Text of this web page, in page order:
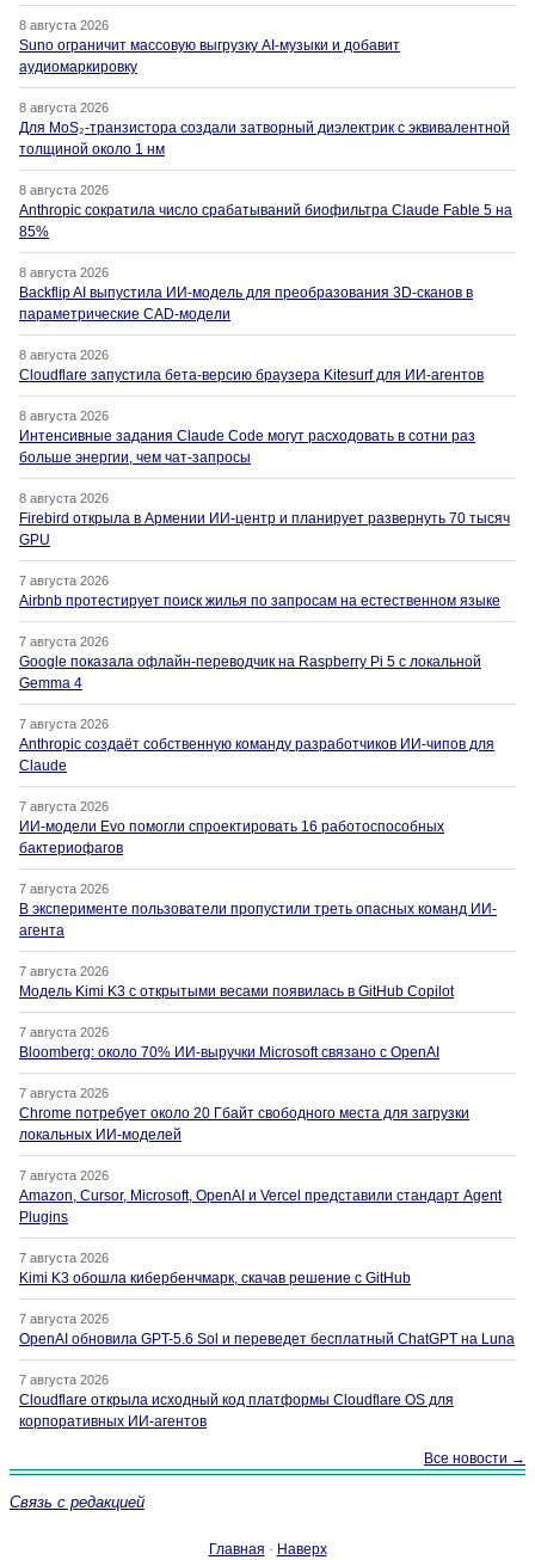
8 августа 2026
Suno ограничит массовую выгрузку AI-музыки и добавит
аудиомаркировку
8 августа 2026
Для MoS₂-транзистора создали затворный диэлектрик с эквивалентной
толщиной около 1 нм
8 августа 2026
Anthropic сократила число срабатываний биофильтра Claude Fable 5 на
85%
8 августа 2026
Backflip AI выпустила ИИ-модель для преобразования 3D-сканов в
параметрические CAD-модели
8 августа 2026
Cloudflare запустила бета-версию браузера Kitesurf для ИИ-агентов
8 августа 2026
Интенсивные задания Claude Code могут расходовать в сотни раз
больше энергии, чем чат-запросы
8 августа 2026
Firebird открыла в Армении ИИ-центр и планирует развернуть 70 тысяч
GPU
7 августа 2026
Airbnb протестирует поиск жилья по запросам на естественном языке
7 августа 2026
Google показала офлайн-переводчик на Raspberry Pi 5 с локальной
Gemma 4
7 августа 2026
Anthropic создаёт собственную команду разработчиков ИИ-чипов для
Claude
7 августа 2026
ИИ-модели Evo помогли спроектировать 16 работоспособных
бактериофагов
7 августа 2026
В эксперименте пользователи пропустили треть опасных команд ИИ-
агента
7 августа 2026
Модель Kimi K3 с открытыми весами появилась в GitHub Copilot
7 августа 2026
Bloomberg: около 70% ИИ-выручки Microsoft связано с OpenAI
7 августа 2026
Chrome потребует около 20 Гбайт свободного места для загрузки
локальных ИИ-моделей
7 августа 2026
Amazon, Cursor, Microsoft, OpenAI и Vercel представили стандарт Agent
Plugins
7 августа 2026
Kimi K3 обошла кибербенчмарк, скачав решение с GitHub
7 августа 2026
OpenAI обновила GPT-5.6 Sol и переведет бесплатный ChatGPT на Luna
7 августа 2026
Cloudflare открыла исходный код платформы Cloudflare OS для
корпоративных ИИ-агентов
Все новости →
Связь с редакцией
Главная · Наверх